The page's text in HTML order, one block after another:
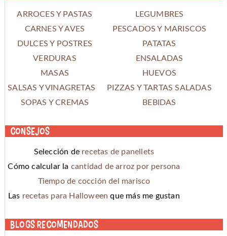
ARROCES Y PASTAS
LEGUMBRES
CARNES Y AVES
PESCADOS Y MARISCOS
DULCES Y POSTRES
PATATAS
VERDURAS
ENSALADAS
MASAS
HUEVOS
SALSAS Y VINAGRETAS
PIZZAS Y TARTAS SALADAS
SOPAS Y CREMAS
BEBIDAS
Consejos
Selección de recetas de panellets
Cómo calcular la cantidad de arroz por persona
Tiempo de cocción del marisco
Las recetas para Halloween que más me gustan
Blogs recomendados